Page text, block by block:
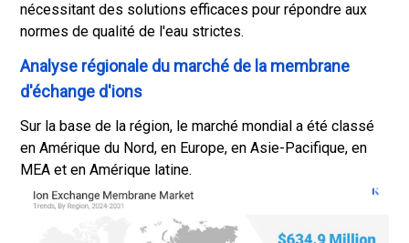
nécessitant des solutions efficaces pour répondre aux
normes de qualité de l'eau strictes.
Analyse régionale du marché de la membrane
d'échange d'ions
Sur la base de la région, le marché mondial a été classé
en Amérique du Nord, en Europe, en Asie-Pacifique, en
MEA et en Amérique latine.